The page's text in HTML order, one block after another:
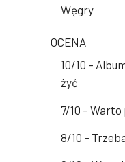
Węgry
OCENA
10/10 –
żyć
7/10 –
8/10 –